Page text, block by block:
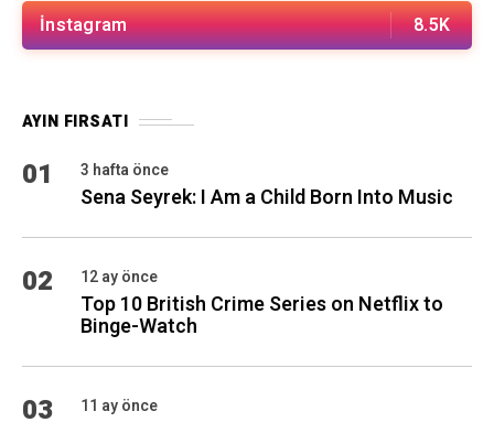
İnstagram 8.5K
AYIN FIRSATI
01 3 hafta önce
Sena Seyrek: I Am a Child Born Into Music
02 12 ay önce
Top 10 British Crime Series on Netflix to
Binge-Watch
03 11 ay önce